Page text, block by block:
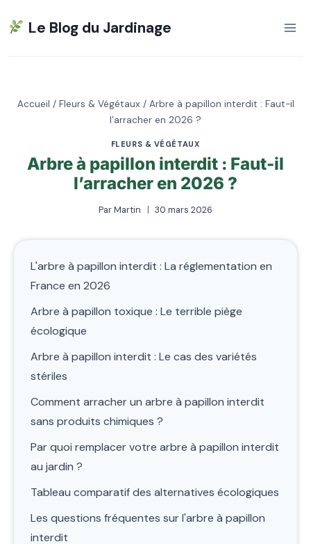
au
Le Blog du Jardinage
Accueil / Fleurs & Végétaux / Arbre à papillon interdit : Faut-il
l’arracher en 2026 ?
FLEURS & VÉGÉTAUX
Arbre à papillon interdit : Faut-il
l’arracher en 2026 ?
ParMartin 30 mars 2026
L'arbre à papillon interdit : La réglementation en
France en 2026
Arbre à papillon toxique : Le terrible piège
écologique
Arbre à papillon interdit : Le cas des variétés
stériles
Comment arracher un arbre à papillon interdit
sans produits chimiques ?
Par quoi remplacer votre arbre à papillon interdit
au jardin ?
Tableau comparatif des alternatives écologiques
Les questions fréquentes sur l'arbre à papillon
interdit